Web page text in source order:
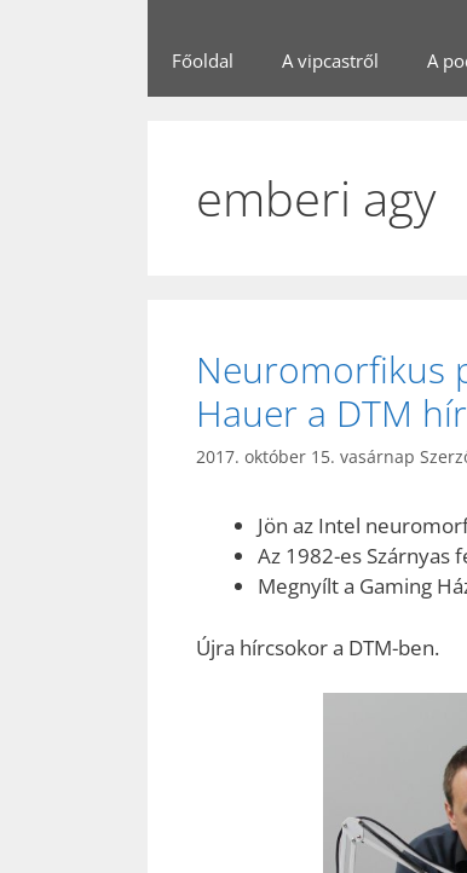
Főoldal A vipcastről A
emberi agy
Neuromorfikus
Hauer a DTM
2017. október 15. vasárnap
Jön az Intel
Az 1982-es Szárnyas
Megnyílt a Gaming
Újra hírcsokor a DTM-ben.